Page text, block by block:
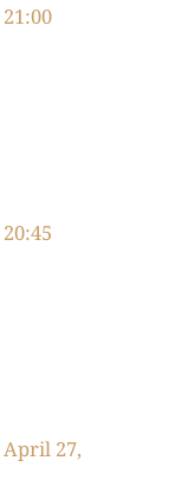
21:00
20:45
April 27,